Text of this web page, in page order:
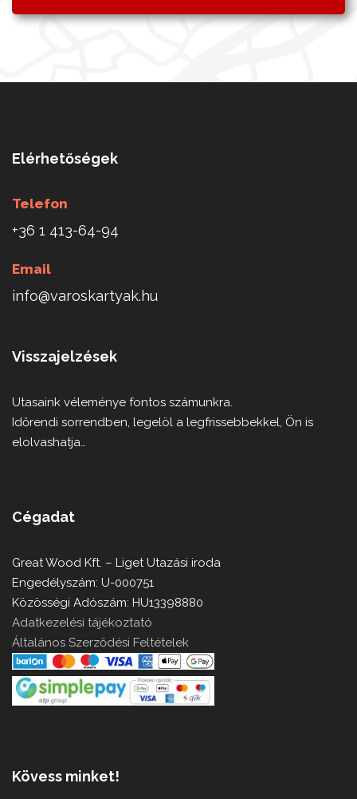
Elérhetőségek
Telefon
+36 1 413-64-94
Email
info@varoskartyak.hu
Visszajelzések
Utasaink véleménye fontos számunkra.
Időrendi sorrendben, legelöl a legfrissebbekkel, Ön is
elolvashatja…
Cégadat
Great Wood Kft. – Liget Utazási iroda
Engedélyszám: U-000751
Közösségi Adószám: HU13398880
Adatkezelési tájékoztató
Általános Szerződési Feltételek
Kövess minket!